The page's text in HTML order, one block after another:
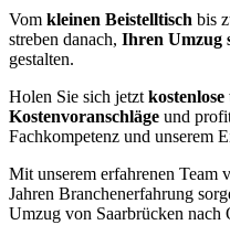
Vom kleinen Beistelltisch bis
streben danach, Ihren Umzug
gestalten.
Holen Sie sich jetzt
Kostenvoranschläge und
Fachkompetenz und unserem
Mit unserem erfahrenen Team
Jahren Branchenerfahrung
Umzug von Saarbrücken nach